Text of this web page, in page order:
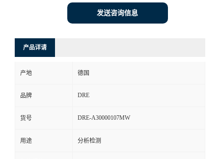
发送咨询信息
产品详请
产地 德国
品牌 DRE
货号 DRE-A30000107MW
用途 分析检测